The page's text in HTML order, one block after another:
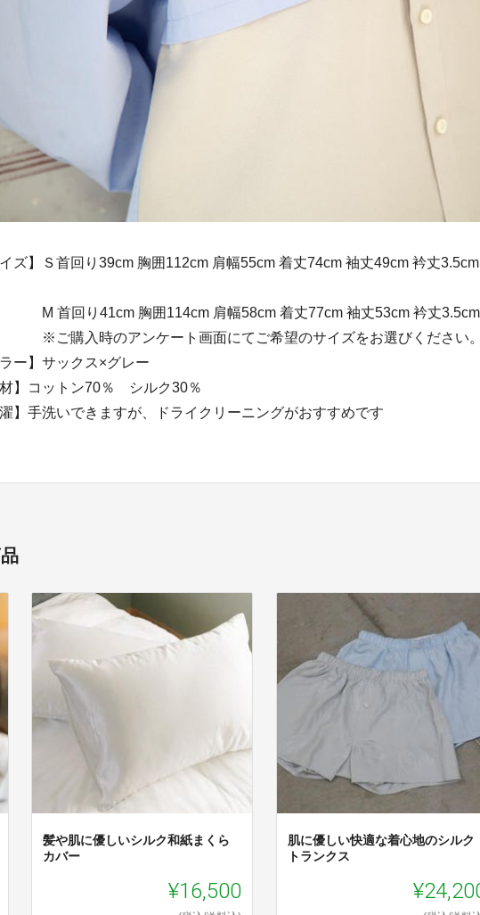
イズ】Ｓ首回り39cm 胸囲112cm 肩幅55cm 着丈74cm 袖丈49cm
回り41cm 胸囲114cm 肩幅58cm 着丈77cm 袖丈53cm 衿丈3.5cm
購入時のアンケート画面にてご希望のサイズをお選びください。
ラー】サックス×グレー
材】コットン70％ シルク30％
濯】手洗いできますが、ドライクリーニングがおすすめです
髪や肌に優しいシルク和紙まくら
カバー
¥16,500
肌に優しい快適な着心地のシルク
トランクス